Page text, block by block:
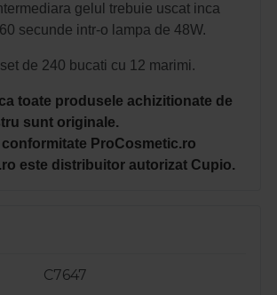
gelul trebuie uscat inca
secunde intr-o lampa de 48W.
de 240 bucati cu 12 marimi.
toate produsele achizitionate de
sunt originale.
conformitate ProCosmetic.ro
este distribuitor autorizat Cupio.
C7647